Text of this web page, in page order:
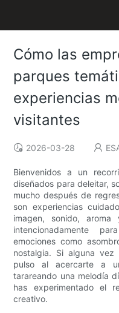
Cómo las
parques
experiencias
visitantes
2026-03-28
Bienvenidos a un
diseñados para deleitar,
mucho después de
son experiencias
imagen, sonido,
intencionadamente
emociones como
nostalgia. Si alguna
pulso al acercarte a
tarareando una melodía
has experimentado el
creativo.